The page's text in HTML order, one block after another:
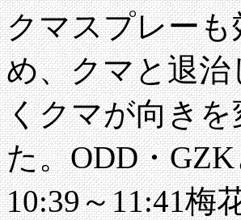
クマスプレー
め、クマと退
くクマが向き
た。ODD・
10:39～11:41梅